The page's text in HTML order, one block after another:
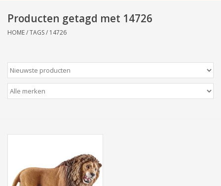
Wonen/koken/huishouden
Wenskaarten
Zeeuws/Streek
Elektra
Producten getagd met 14726
HOME/TAGS/ 14726